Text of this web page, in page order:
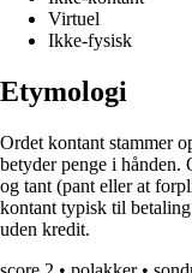
Virtuel
Ikke-fysisk
Etymologi
Ordet kontant stammer
betyder penge i hånden.
og tant (pant eller at
kontant typisk til
uden kredit.